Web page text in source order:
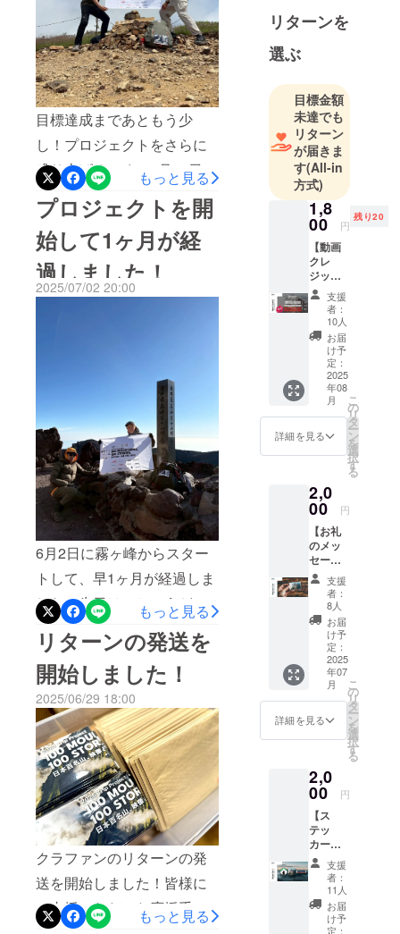
したので、それが何とか達
成できて嬉しく思います！
Instagramでの情報発信は日
頃していましたが、
YouTubeで見ていただいて
いる方には思うように情報
を届けられず、申し訳あり
ませんでした。しかし、そ
れにも関わらず最後は怒涛
の巻き返しでたくさんの方
から支援をしていただき、
達成することができまし
や、お得な最終キャンペー
ンもありますので、ぜひこ
の機会をお見逃しないよ
う、引き続き支援のほどよ
ろしくお願いいたしま
す！！商品を購入していた
だいた皆さんには順次発送
の準備を進めていきますの
で、商品到着までお待ち下
さい。引き続き、
100MOUNTAINS,100STORI
ES.への応援よろしくお願い
いたします！
目標達成まであともう少
し！プロジェクトをさらに
盛り上げるべく、7月14日〜
27日までの期間限定キャン
ペーンを実施します。＜
キャンペーン内容＞① 5,000
円以上ご支援で抽選30名様
に！フラッグへお名前入り
するゼッケンのレプリカver.
をプレゼント！※①も対象と
なります＜応募方法＞リ
ターン購入時の「備考欄」
に、以下のようにご記入く
ださい：【応援メッセージ
希望】メッセージ本文
（10〜15文字以内）／名前
or ニックネーム／Instagram
ID【ゼッケン希望】
Instagram ID※複数購入の場
合、合計金額が条件を満た
せば対象です。いずれか1つ
のリターンの備考欄にご記
載ください。※Instagram ID
は当選連絡に使用させてい
ただく場合があります。＜
対象期間＞2025年7月14日
(月)〜7月27日(日)の期間に
ご購入いただいた方が対象
です。＜当選連絡と発送
＞・当選者には8月上旬まで
もっと見る
プロジェクトを開
始して1ヶ月が経
過しました！
2025/07/02 20:00
6月2日に霧ヶ峰からスター
トして、早1ヶ月が経過しま
した！先日は、ちょうど1/4
となる25座目に、日本一の
標高を誇る富士山を登頂し
ました。6月は梅雨などの影
響もあり、当初予定してい
たスケジュールとは大幅に
変更する点があったり、旅
のスタートということでな
かなか掴めない部分もあっ
たりと、難しい状況の中で
進めてきましたが、多くの
皆様に支えられ、なんとか
1ヶ月怪我なく無事に乗り切
ることができました。今後
もっと見る
リターンの発送を
開始しました！
2025/06/29 18:00
クラファンのリターンの発
送を開始しました！皆様に
ご支援いただいた応援手拭
もっと見る
Mountains,
100 Stories
– 映像で巡る
日本百名
山」に挑み
ます。
山を通し
て、誰かの
心に残る
きっかけを
届けたい。
そんな想い
を、この旅
に込めてい
ます。
リターンを
選ぶ
目標金額
未達でも
リターン
が届きま
す(All-in
方式)
1,8
00 円
残り20
【動画
クレ
ジット
掲載
(小)】 ※
先着30
名様限
〈40%
OFF〉
YouTub
eに掲載
する動
画や、
Blu-rey
に収録
画のエ
ンド
ロール
に、サ
ポー
ターと
してお
名前を
クレ
ジット
表記さ
せてい
ただき
ます。
・掲載
期間：
応募順
ロジェ
クト終
了まで
掲載予
定 ・掲
載方
法：文
字のみ
(サイズ
小) ・注
意事
支援
者：
10人
お届
け予
定：
2025
年08
月
詳細を見る
こ
の
リ
タ
ー
ン
を
選
択
す
る
2,0
00 円
【お礼
のメッ
セージ
カー
ド】 風
景写真
のポス
トカー
ドに、
感謝の
気持ち
を込め
たメッ
セージ
を添え
てお届
す。 ※
発送予
定日は
目安で
あり前
後する
場合が
ありま
支援
者：
8人
お届
け予
定：
2025
年07
月
詳細を見る
こ
の
リ
タ
ー
ン
を
選
択
す
る
2,0
00 円
【ス
テッ
カー（3
枚
組）】
TAKE自
らがデ
ザイン
したス
支援
者：
11人
お届
け予
定：